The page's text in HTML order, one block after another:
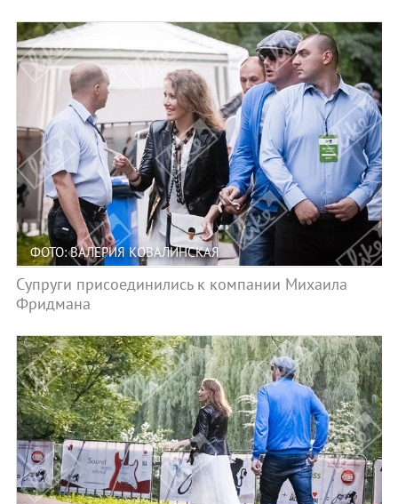
ФОТО: ВАЛЕРИЯ КОВАЛИНСКАЯ
Супруги присоединились к компании Михаила
Фридмана